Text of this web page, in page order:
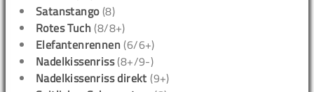
Satanstango(8)
Rotes Tuch (8/8+)
Elefantenrennen (6/6+)
Nadelkissenriss(8+/9-)
Nadelkissenriss direkt (9+)